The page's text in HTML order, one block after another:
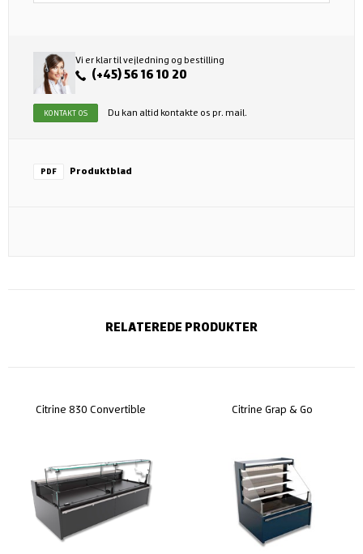
Vi er klar til vejledning og bestilling
(+45) 56 16 10 20
KONTAKT OS Du kan altid kontakte os pr. mail.
PDF Produktblad
RELATEREDE PRODUKTER
Citrine 830 Convertible Citrine Grap & Go